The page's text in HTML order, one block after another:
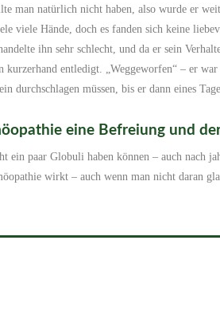
man natürlich nicht haben, also wurde er
viele Hände, doch es fanden sich keine
ihn sehr schlecht, und da er sein
kurzerhand entledigt. „Weggeworfen“ – er
durchschlagen müssen, bis er dann eines
eine Befreiung und
ein paar Globuli haben können – auch nach
wirkt – auch wenn man nicht daran